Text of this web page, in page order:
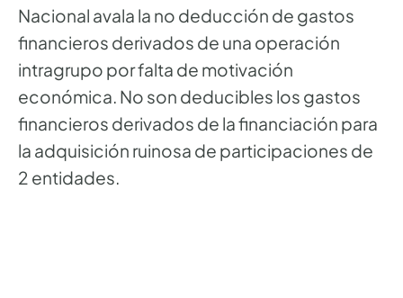
Nacional avala la no deducción de gastos
financieros derivados de una operación
intragrupo por falta de motivación
económica. No son deducibles los gastos
financieros derivados de la financiación para
la adquisición ruinosa de participaciones de
2 entidades.